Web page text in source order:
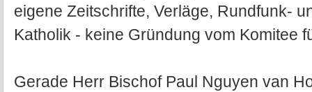
eigene Zeitschrifte, Verläge, Rundfunk-
Katholik - keine Gründung vom Komitee
Gerade Herr Bischof Paul Nguyen van